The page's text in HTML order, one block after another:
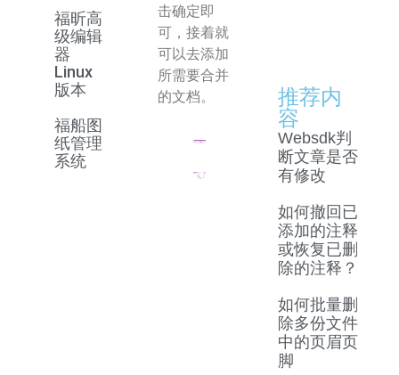
福昕高
级编辑
器
Linux
版本
福船图
纸管理
系统
击确定即
可，接着就
可以去添加
所需要合并
的文档。
推荐内
容
Websdk判
断文章是否
有修改
如何撤回已
添加的注释
或恢复已删
除的注释？
如何批量删
除多份文件
中的页眉页
脚